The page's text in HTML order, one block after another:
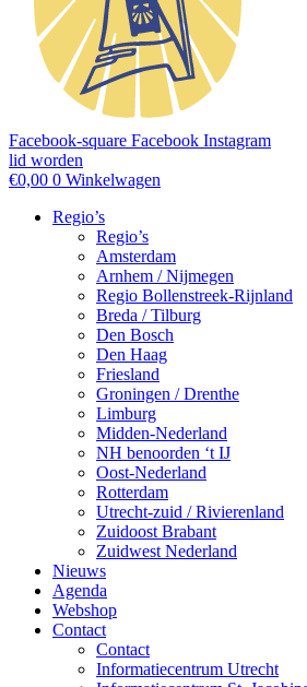
Facebook-square Facebook Instagram
lid worden
€0,00 0 Winkelwagen
Regio’s
Regio’s
Amsterdam
Arnhem / Nijmegen
Regio Bollenstreek-Rijnland
Breda / Tilburg
Den Bosch
Den Haag
Friesland
Groningen / Drenthe
Limburg
Midden-Nederland
NH benoorden ‘t IJ
Oost-Nederland
Rotterdam
Utrecht-zuid / Rivierenland
Zuidoost Brabant
Zuidwest Nederland
Nieuws
Agenda
Webshop
Contact
Contact
Informatiecentrum Utrecht